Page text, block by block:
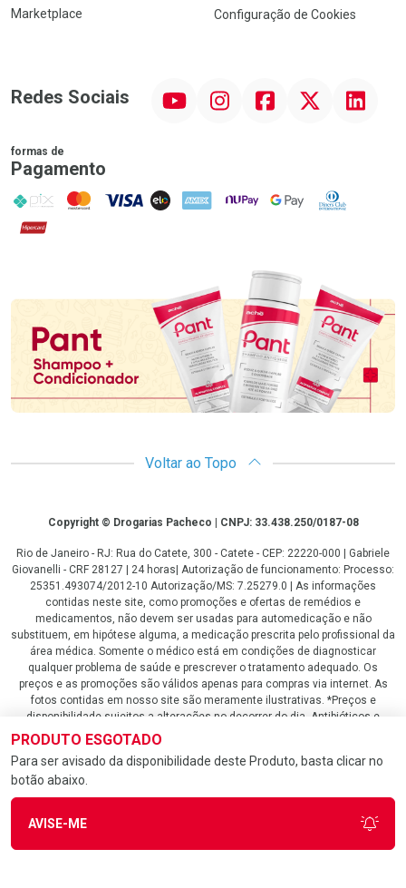
PRODUTO ESGOTADO
Para ser avisado da disponibilidade deste Produto, basta clicar no
botão abaixo.
AVISE-ME
Marketplace
Configuração de Cookies
Redes Sociais InstagramFacebook Linkedin
formas de
Pagamento
PIX MasterCard
VISA ELO AMEX NuPay Google PayDiners Club
Hipercard
Promoção em Destaque
Voltar ao Topo
CopyrightCopyright © Drogarias Pacheco | CNPJ: 33.438.250/0187-08
Rio de Janeiro - RJ: Rua do Catete, 300 - Catete - CEP: 22220-000 | Gabriele
Giovanelli - CRF 28127 | 24 horas| Autorização de funcionamento: Processo:
25351.493074/2012-10 Autorização/MS: 7.25279.0 | As informações
contidas neste site, como promoções e ofertas de remédios e
medicamentos, não devem ser usadas para automedicação e não
substituem, em hipótese alguma, a medicação prescrita pelo profissional da
área médica. Somente o médico está em condições de diagnosticar
qualquer problema de saúde e prescrever o tratamento adequado. Os
preços e as promoções são válidos apenas para compras via internet. As
fotos contidas em nosso site são meramente ilustrativas. *Preços e
disponibilidade sujeitos a alterações no decorrer do dia. Antibióticos e
antimicrobianos vendas apenas em lojas físicas ou televendas. Portaria nº
344 - 01/02/1999 - Ministério da Saúde. Horário de funcionamento Central
de Vendas e Atendimento ao Cliente 4020 4404 ou 0800 282 10 10 de
LGPD Aceite os Cookies